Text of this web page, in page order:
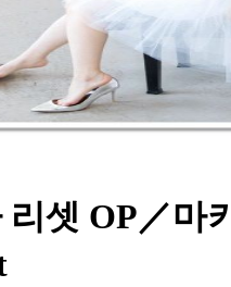
리셋 OP／마